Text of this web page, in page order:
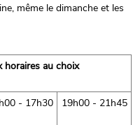
même le dimanche et les
horaires au choix
- 17h30 19h00 - 21h45